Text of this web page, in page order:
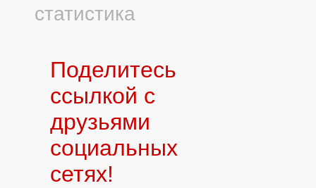
статистика
Поделитесь
ссылкой с
друзьями
социальных
сетях!